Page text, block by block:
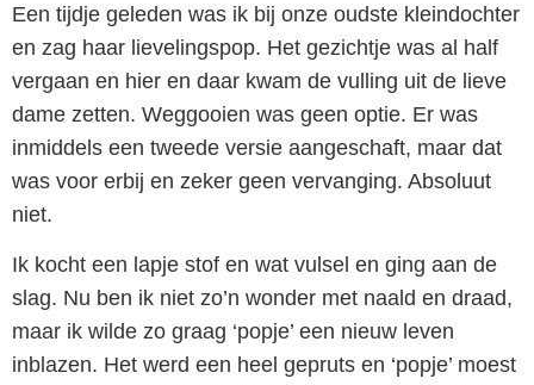
Een tijdje geleden was ik bij onze oudste kleindochter
en zag haar lievelingspop. Het gezichtje was al half
vergaan en hier en daar kwam de vulling uit de lieve
dame zetten. Weggooien was geen optie. Er was
inmiddels een tweede versie aangeschaft, maar dat
was voor erbij en zeker geen vervanging. Absoluut
niet.
Ik kocht een lapje stof en wat vulsel en ging aan de
slag. Nu ben ik niet zo’n wonder met naald en draad,
maar ik wilde zo graag ‘popje’ een nieuw leven
inblazen. Het werd een heel gepruts en ‘popje’ moest